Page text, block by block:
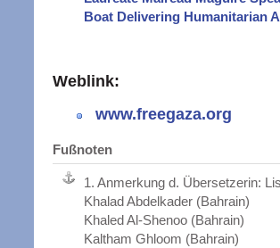
Boat Delivering Humanitarian
Weblink:
www.freegaza.org
Fußnoten
1. Anmerkung d. Übersetzerin:
Khalad Abdelkader (Bahrain)
Khaled Al-Shenoo (Bahrain)
Kaltham Ghloom (Bahrain)